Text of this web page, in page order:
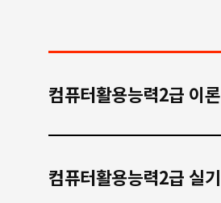
컴퓨터활용능력2급 이론
컴퓨터활용능력2급 실기